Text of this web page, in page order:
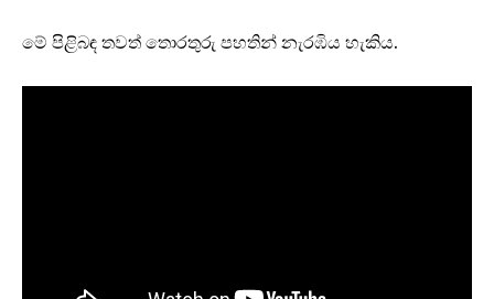
මේ පිළිබඳ තවත් තොරතුරු පහතින් නැරඹිය හැකිය.